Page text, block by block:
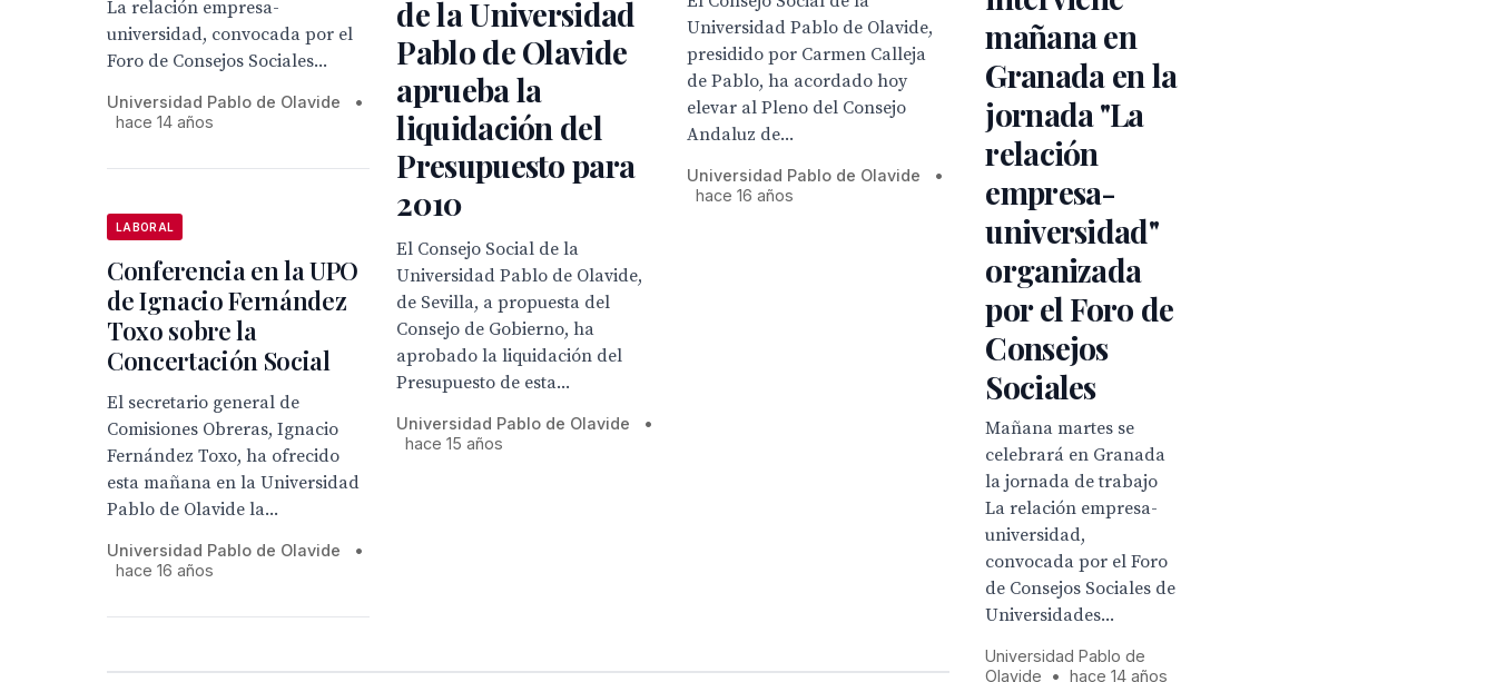
La relación empresa-
universidad, convocada por el
Foro de Consejos Sociales...
Universidad Pablo de Olavide
•
hace 14 años
de la Universidad
Pablo de Olavide
aprueba la
liquidación del
Presupuesto para
2010
El Consejo Social de la
Universidad Pablo de Olavide,
de Sevilla, a propuesta del
Consejo de Gobierno, ha
aprobado la liquidación del
Presupuesto de esta...
Universidad Pablo de Olavide
•
hace 15 años
Universidad Pablo de Olavide,
presidido por Carmen Calleja
de Pablo, ha acordado hoy
elevar al Pleno del Consejo
Andaluz de...
Universidad Pablo de Olavide
•
hace 16 años
LABORAL
Conferencia en la UPO
de Ignacio Fernández
Toxo sobre la
Concertación Social
El secretario general de
Comisiones Obreras, Ignacio
Fernández Toxo, ha ofrecido
esta mañana en la Universidad
Pablo de Olavide la...
Universidad Pablo de Olavide
•
hace 16 años
mañana en
Granada en la
jornada "La
relación
empresa-
universidad"
organizada
por el Foro de
Consejos
Sociales
Mañana martes se
celebrará en Granada
la jornada de trabajo
La relación empresa-
universidad,
convocada por el Foro
de Consejos Sociales de
Universidades...
Universidad Pablo de
Olavide
• hace 14 años